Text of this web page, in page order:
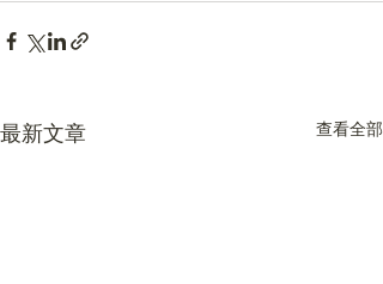
最新文章 查看全部